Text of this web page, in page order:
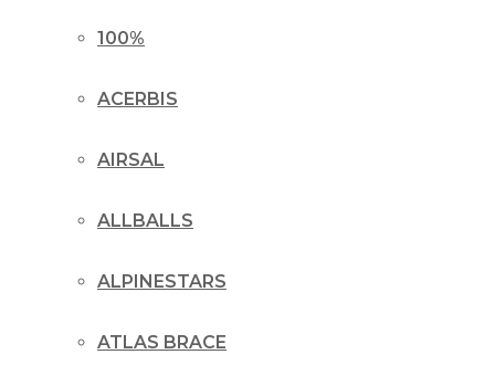
100%
ACERBIS
AIRSAL
ALLBALLS
ALPINESTARS
ATLAS BRACE